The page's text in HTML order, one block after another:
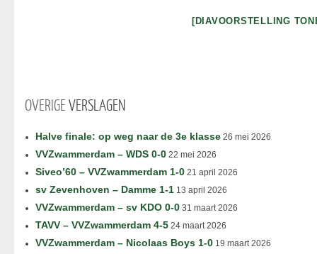
[DIAVOORSTELLING
OVERIGEVERSLAGEN
Halve finale: op weg naar de 3e klasse 26 mei 2026
VVZwammerdam – WDS 0-0 22 mei 2026
Siveo’60 – VVZwammerdam 1-0 21 april 2026
sv Zevenhoven – Damme 1-1 13 april 2026
VVZwammerdam – sv KDO 0-0 31 maart 2026
TAVV – VVZwammerdam 4-5 24 maart 2026
VVZwammerdam – Nicolaas Boys 1-0 19 maart 2026